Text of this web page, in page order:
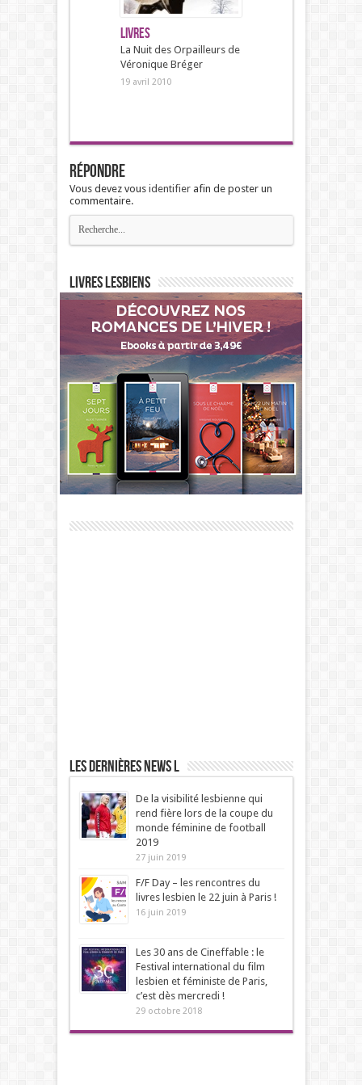
Livres
La Nuit des Orpailleurs de
Véronique Bréger
19 avril 2010
Répondre
Vous devez vous identifierafin de poster un
commentaire.
Livres lesbiens
Les dernières news L
De la visibilité lesbienne qui
rend fière lors de la coupe du
monde féminine de football
2019
27 juin 2019
F/F Day – les rencontres du
livres lesbien le 22 juin à Paris !
16 juin 2019
Les 30 ans de Cineffable : le
Festival international du film
lesbien et féministe de Paris,
c’est dès mercredi !
29 octobre 2018